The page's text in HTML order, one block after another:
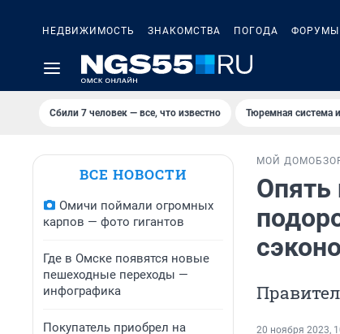
НЕДВИЖИМОСТЬ ЗНАКОМСТВА ПОГОДА ФОРУМЫ
Сбили 7 человек — все, что известно Тюремная система
ВСЕ НОВОСТИ
Омичи поймали огромных
карпов — фото гигантов
Где в Омске появятся новые
пешеходные переходы —
инфографика
Покупатель приобрел на
МОЙ ДОМ
Опять
20 ноября 2023,